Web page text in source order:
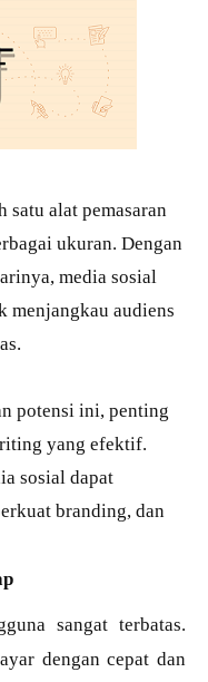
satu alat pemasaran
ukuran. Dengan
media sosial
menjangkau audiens
potensi ini, penting
yang efektif.
sosial dapat
branding, dan
sangat terbatas.
dengan cepat dan